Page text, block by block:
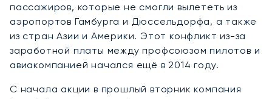
пассажиров, которые не смогли вылететь из
аэропортов Гамбурга и Дюссельдорфа, а также
из стран Азии и Америки. Этот конфликт из-за
заработной платы между профсоюзом пилотов и
авиакомпанией начался ещё в 2014 году.
С начала акции в прошлый вторник компания